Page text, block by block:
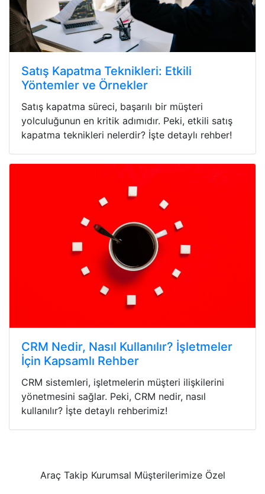
Satış Kapatma Teknikleri: Etkili
Yöntemler ve Örnekler
Satış kapatma süreci, başarılı bir müşteri
yolculuğunun en kritik adımıdır. Peki, etkili satış
kapatma teknikleri nelerdir? İşte detaylı rehber!
CRM Nedir, Nasıl Kullanılır? İşletmeler
İçin Kapsamlı Rehber
CRM sistemleri, işletmelerin müşteri ilişkilerini
yönetmesini sağlar. Peki, CRM nedir, nasıl
kullanılır? İşte detaylı rehberimiz!
Araç Takip Kurumsal Müşterilerimize Özel